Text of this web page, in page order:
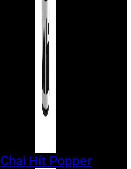
Chai Hít Popper